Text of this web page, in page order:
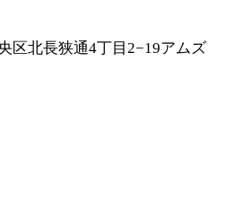
区北長狭通4丁目2−19アムズ